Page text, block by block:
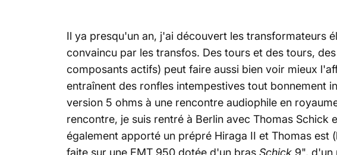
Il ya presqu'un an, j'ai découvert les transformateurs
convaincu par les transfos. Des tours et des tours,
composants actifs) peut faire aussi bien voir mieux
entraînent des ronfles intempestives tout bonnement
version 5 ohms à une rencontre audiophile en
rencontre, je suis rentré à Berlin avec Thomas
également apporté un prépré Hiraga II et Thomas
faite sur une EMT 950 dotée d'un bras Schick 9", d'un